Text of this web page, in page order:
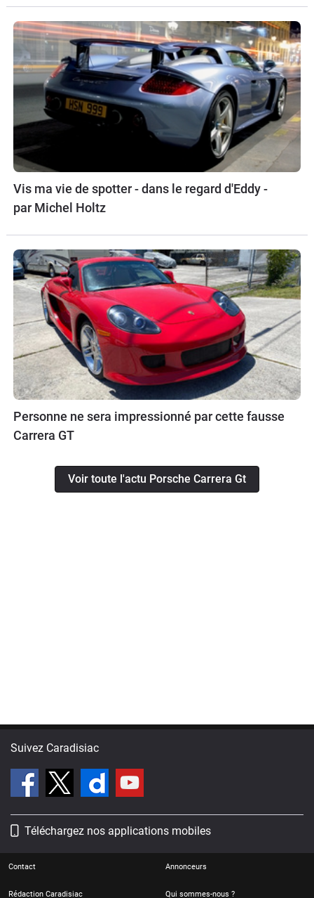
Vis ma vie de spotter - dans le regard d'Eddy -
par Michel Holtz
Personne ne sera impressionné par cette fausse
Carrera GT
Voir toute l'actu Porsche Carrera Gt
Suivez Caradisiac
Téléchargez nos applications mobiles
Contact Annonceurs
Rédaction Caradisiac Qui sommes-nous ?